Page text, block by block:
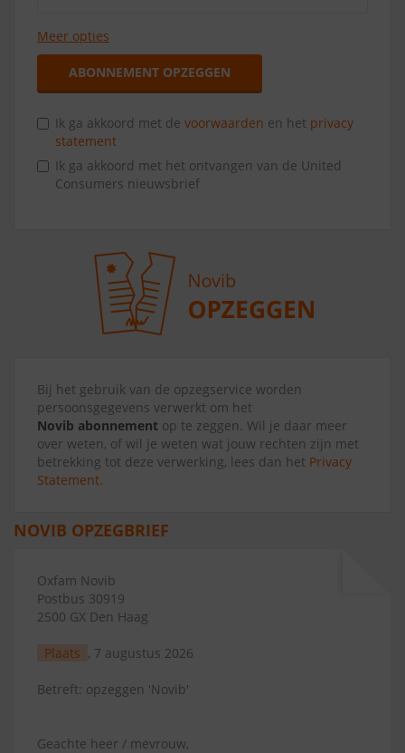
Meer opties
ABONNEMENT OPZEGGEN
Ik ga akkoord met de voorwaarden en het privacy
statement
Ik ga akkoord met het ontvangen van de United
Consumers nieuwsbrief
Bij het gebruik van de opzegservice worden
persoonsgegevens verwerkt om het
Novib abonnement op te zeggen. Wil je daar meer
over weten, of wil je weten wat jouw rechten zijn met
betrekking tot deze verwerking, lees dan het Privacy
Statement.
NOVIB OPZEGBRIEF
Oxfam Novib
Postbus 30919
2500 GX Den Haag
Plaats , 7 augustus 2026
Betreft: opzeggen 'Novib'
Geachte heer / mevrouw,